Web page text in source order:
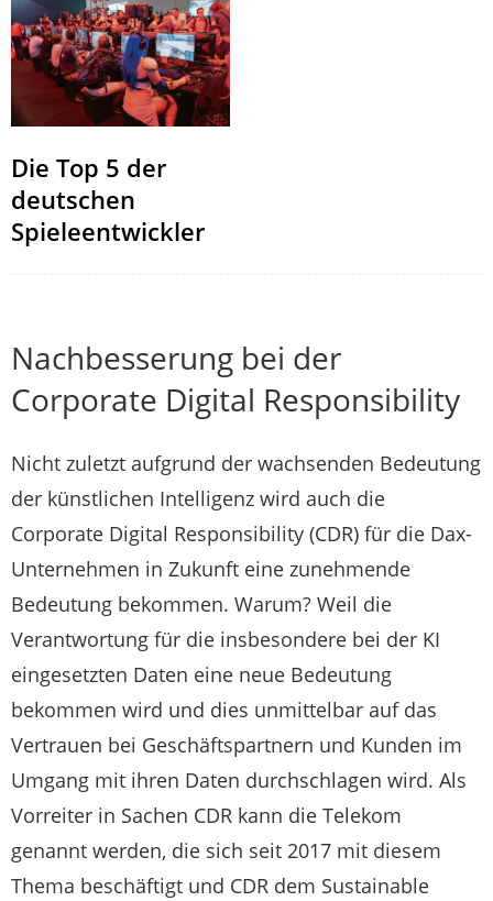
Die Top 5 der
deutschen
Spieleentwickler
Nachbesserung bei der
Corporate Digital Responsibility
Nicht zuletzt aufgrund der wachsenden Bedeutung
der künstlichen Intelligenz wird auch die
Corporate Digital Responsibility (CDR) für die Dax-
Unternehmen in Zukunft eine zunehmende
Bedeutung bekommen. Warum? Weil die
Verantwortung für die insbesondere bei der KI
eingesetzten Daten eine neue Bedeutung
bekommen wird und dies unmittelbar auf das
Vertrauen bei Geschäftspartnern und Kunden im
Umgang mit ihren Daten durchschlagen wird. Als
Vorreiter in Sachen CDR kann die Telekom
genannt werden, die sich seit 2017 mit diesem
Thema beschäftigt und CDR dem Sustainable